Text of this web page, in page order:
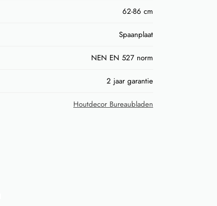
62-86 cm
Spaanplaat
NEN EN 527 norm
2 jaar garantie
Houtdecor Bureaubladen